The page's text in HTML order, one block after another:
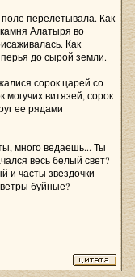
перелетывала. Как
Алатыря во
Как
до сырой земли.
сорок царей со
могучих витязей, сорок
ее рядами
много ведаешь... Ты
весь белый свет?
и часты звездочки
буйные?